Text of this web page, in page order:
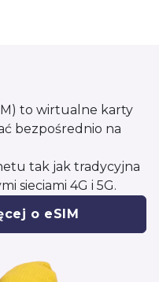
to wirtualne karty
bezpośrednio na
tak jak tradycyjna
sieciami 4G i 5G.
o eSIM